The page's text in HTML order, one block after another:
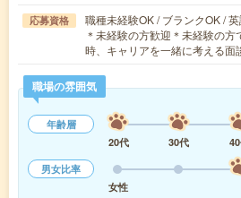
応募資格
職種未経験OK / ブランクOK /
＊未経験の方歓迎＊未経験の
時、キャリアを一緒に考える
職場の雰囲気
年齢層
20代
30代
男女比率
女性